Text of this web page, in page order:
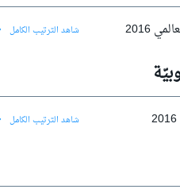
2016 شاهد الترتيب الكامل
شاهد الترتيب الكامل